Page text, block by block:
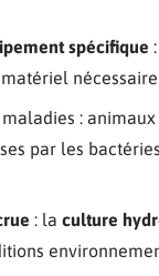
spécifique
:
par les
: la culture